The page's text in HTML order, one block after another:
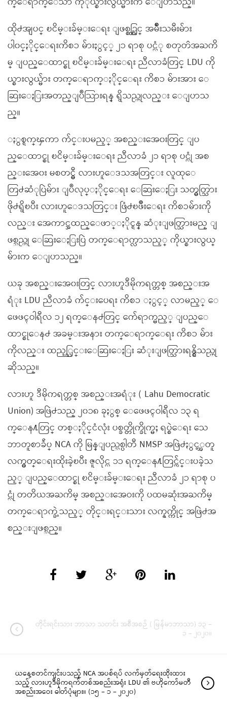
ထို႕အျပင္ ၿငိမ္းခ်မ္းေရး ျဖစ္စဥ္တြင္ အမ်ိဳးသမီးမ်ား
ပါ၀င္ႏိုင္ေရးကိစၥ မ်ားႏွင့္ ၂၁ ရာစု ပင္လံု စတုတၳအႀကိ
မ္ ျပည္ေထာင္စု ၿငိမ္းခ်မ္းေရး ညီလာခံတြင္ LDU ကို
ယ္စားလွယ္မ်ား တက္ေရာက္ႏိုင္ေရး ကိစၥ မ်ားအား ေ
ဆြးေႏြးအတည္ျပဳသြားရန္ ရွိသည္ဟုလည္း ေျပာသ
ည္။
ႏွစ္ရက္ၾကာ က်င္းပမည့္ အစည္းအေ၀းတြင္ ျပ
ည္ေထာင္စု ၿငိမ္းခ်မ္းေရး ညီလာခံ ၂၁ ရာစု ပင္လံု အစ
ည္းအေ၀း မစတင္မွီ လားဟူေဒသအတြင္း လူထုေ
တြ႕ဆံုပြဲမ်ား ျပဳလုပ္ႏိုင္ေရး ေဆြးေႏြး သတ္မွတ္သြား
ဖို႕ရွိၿပီး လားဟူေဒသတြင္း ဖြံ႕ၿဖိဳးေရး ကိစၥမ်ားကို
လည္း အေကာင္အထည္ေဖာ္ႏိုင္ရန္ ဆံုးျဖတ္သြားမည္ ျ
ဖစ္သည္ဟု ေဆြးေႏြးပြဲ တက္ေရာက္လာသည့္ ကိုယ္စားလွယ္
မ်ားက ေျပာသည္။
ယခု အစည္းအေ၀းတြင္ လားဟူဒီမိုကရက္တစ္ အစည္းအ
ရံုး LDU ညီလာခံ က်င္းပေရး ကိစၥ ႏွင့္ လာမည့္ ေ
ဖေဖၚဝါရီလ ၁၂ ရက္ေန႕တြင္ က်ေရာက္မည့္ ျပည္ေ
ထာင္စုေန႕ အခမ္းအနား တက္ေရာက္ေရး ကိစၥ မ်ား
ကိုလည္း ထည့္သြင္းေဆြးေႏြး ဆံုးျဖတ္သြားရန္ရွိသည္ဟု
ဆိုသည္။
လားဟူ ဒီမိုကရက္တစ္ အစည္းအရံုး ( Lahu Democratic
Union) အဖြဲ႕သည္ ၂၀၁၈ ခုႏွစ္ ေဖေဖၚဝါရီလ ၁၃ ရ
က္ေန႔တြင္ တစ္ႏိုင္ငံလုံး ပစ္ခတ္တိုက္ခိုက္မႈ ရပ္စဲေရး သေ
ဘာတူစာခ်ဴပ္ NCA ကို မြန္ျပည္သစ္ပါတီ NMSP အဖြဲ႕ႏွင့္အတူ
လက္မွတ္ေရးထိုးခဲ့ၿပီး ဇူလိုင္လ ၁၁ ရက္ေန႔တြင္က်င္းပခဲ့သ
ည့္ ျပည္ေထာင္စု ၿငိမ္းခ်မ္းေရး ညီလာခံ ၂၁ ရာစု ပ
င္လုံ တတိယအႀကိမ္ အစည္းအေဝးကို ပထမဆုံးအႀကိမ္
တက္ေရာက္ခဲ့သည့္ တိုင္းရင္းသား လက္နက္ကိုင္ အဖြဲ႕အ
စည္းျဖစ္သည္။
တိုင်းရင်းသား ဘာသာ သတင်း အစီအစဉ် ( မြန်မာဘာသာ) ၁၃ –
၁ – ၂၀၂၀။
ယနေ့စတင်ကျင်းပသည့် NCA အပစ်ရပ် လက်မှတ်ရေးထိုးထား
သည့် လားဟူဒီမိုကရက်တစ်အစည်းအရုံး LDU ၏ ဗဟိုကော်မတီ
အစည်းအဝေး ဓါတ်ပုံများ။ (၁၅ – ၁ – ၂၀၂၀)